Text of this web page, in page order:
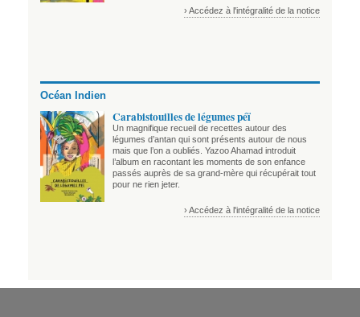
› Accédez à l'intégralité de la notice
Océan Indien
Carabistouilles de légumes péï
Un magnifique recueil de recettes autour des
légumes d’antan qui sont présents autour de nous
mais que l’on a oubliés. Yazoo Ahamad introduit
l’album en racontant les moments de son enfance
passés auprès de sa grand-mère qui récupérait tout
pour ne rien jeter.
› Accédez à l'intégralité de la notice